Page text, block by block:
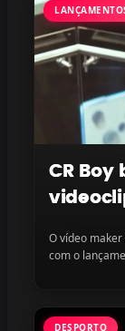
CR Boy
na
O vídeo
com o
DESPORTO